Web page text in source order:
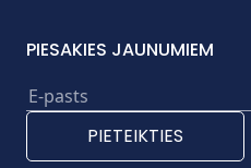
PIESAKIES JAUNUMIEM
PIETEIKTIES